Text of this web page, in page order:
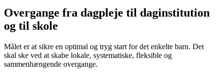
Overgange fra dagpleje til daginstitution
og til skole
Målet er at sikre en optimal og tryg start for det enkelte barn. Det
skal ske ved at skabe lokale, systematiske, fleksible og
sammenhængende overgange.